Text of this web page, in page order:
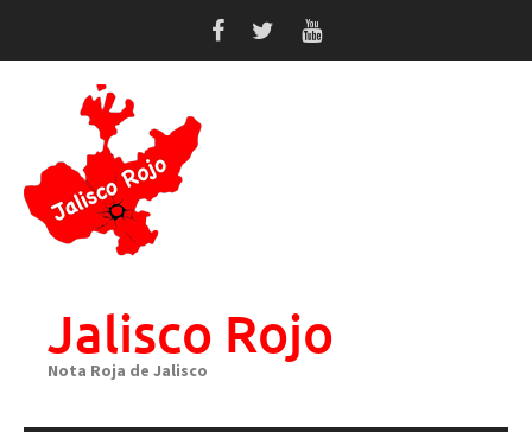
Jalisco Rojo
Nota Roja de Jalisco